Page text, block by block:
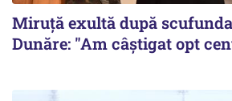
Miruță exultă după
Dunăre: "Am câștigat opt